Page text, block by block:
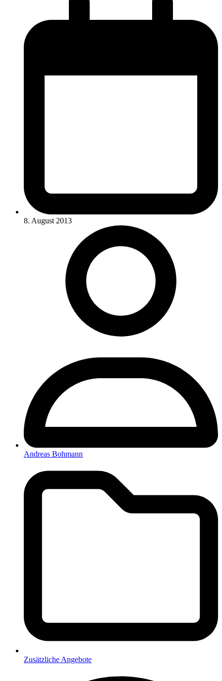
8. August 2013
Andreas Bohmann
Zusätzliche Angebote